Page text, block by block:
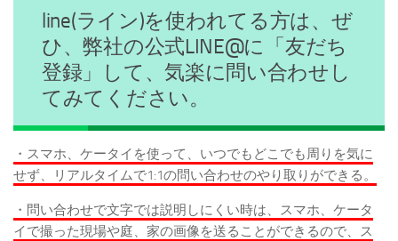
line(ライン)を使われてる方は、ぜ
ひ、弊社の公式LINE@に「友だち
登録」して、気楽に問い合わせし
てみてください。
・スマホ、ケータイを使って、いつでもどこでも周りを気に
せず、リアルタイムで1:1の問い合わせのやり取りができる。
・問い合わせで文字では説明しにくい時は、スマホ、ケータ
イで撮った現場や庭、家の画像を送ることができるので、ス